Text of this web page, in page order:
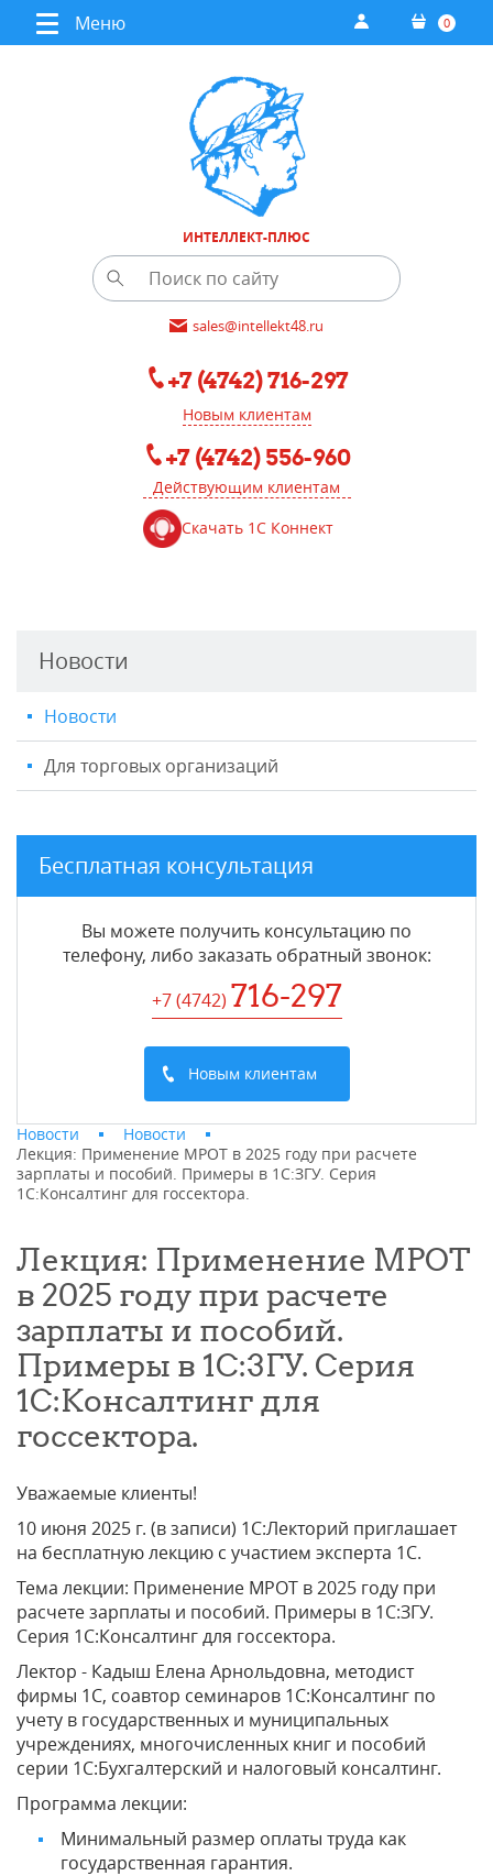
Меню 0
ИНТЕЛЛЕКТ-ПЛЮС
sales@intellekt48.ru
+7 (4742) 716-297
Новым клиентам
+7 (4742) 556-960
Действующим клиентам
Скачать 1С Коннект
Новости
Новости
Для торговых организаций
Бесплатная консультация
Вы можете получить консультацию по
телефону, либо заказать обратный звонок:
+7 (4742) 716-297
Новым клиентам
Новости
Новости
Лекция: Применение МРОТ в 2025 году при расчете
зарплаты и пособий. Примеры в 1С:ЗГУ. Серия
1С:Консалтинг для госсектора.
Лекция: Применение МРОТ
в 2025 году при расчете
зарплаты и пособий.
Примеры в 1С:ЗГУ. Серия
1С:Консалтинг для
госсектора.
Уважаемые клиенты!
10 июня 2025 г. (в записи) 1С:Лекторий приглашает
на бесплатную лекцию с участием эксперта 1С.
Тема лекции: Применение МРОТ в 2025 году при
расчете зарплаты и пособий. Примеры в 1С:ЗГУ.
Серия 1С:Консалтинг для госсектора.
Лектор - Кадыш Елена Арнольдовна, методист
фирмы 1С, соавтор семинаров 1С:Консалтинг по
учету в государственных и муниципальных
учреждениях, многочисленных книг и пособий
серии 1С:Бухгалтерский и налоговый консалтинг.
Программа лекции:
Минимальный размер оплаты труда как
государственная гарантия.